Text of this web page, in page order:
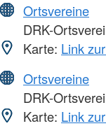
Ortsvereine
DRK-
Karte: Link
Ortsvereine
DRK-
Karte: Link